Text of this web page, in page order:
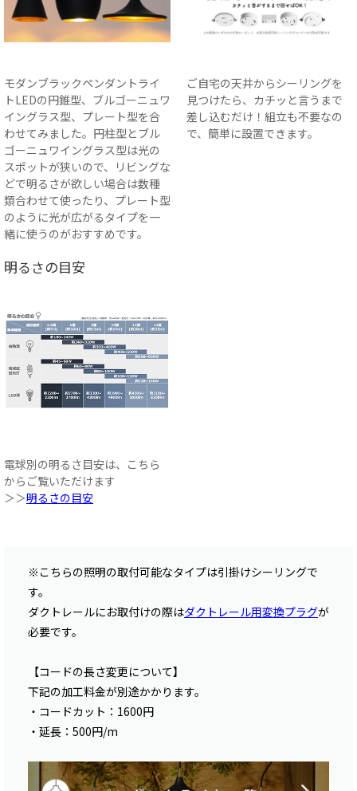
モダンブラックペンダントライ
トLEDの円錐型、ブルゴーニュワ
イングラス型、プレート型を合
わせてみました。円柱型とブル
ゴーニュワイングラス型は光の
スポットが狭いので、リビングな
どで明るさが欲しい場合は数種
類合わせて使ったり、プレート型
のように光が広がるタイプを一
緒に使うのがおすすめです。
ご自宅の天井からシーリングを
見つけたら、カチッと言うまで
差し込むだけ！組立も不要なの
で、簡単に設置できます。
明るさの目安
電球別の明るさ目安は、こちら
からご覧いただけます
＞＞明るさの目安
※こちらの照明の取付可能なタイプは引掛けシーリングで
す。
ダクトレールにお取付けの際はダクトレール用変換プラグが
必要です。
【コードの長さ変更について】
下記の加工料金が別途かかります。
・コードカット：1600円
・延長：500円/m